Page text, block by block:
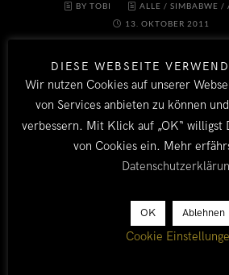
BY TOBI ALLE /SIMBABWE /
13. OKTOBER 2011
LÄNDER
DIESE WEBSEITE
Wir nutzen Cookies auf unserer
von Services anbieten zu können
verbessern. Mit Klick auf „OK“ willigst
von Cookies ein. Mehr
OK Ablehnen
Cookie